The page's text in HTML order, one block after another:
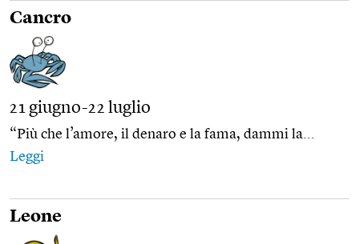
Cancro
21 giugno-22 luglio
“Più che l’amore, il denaro e la fama, dammi la...
Leggi
Leone